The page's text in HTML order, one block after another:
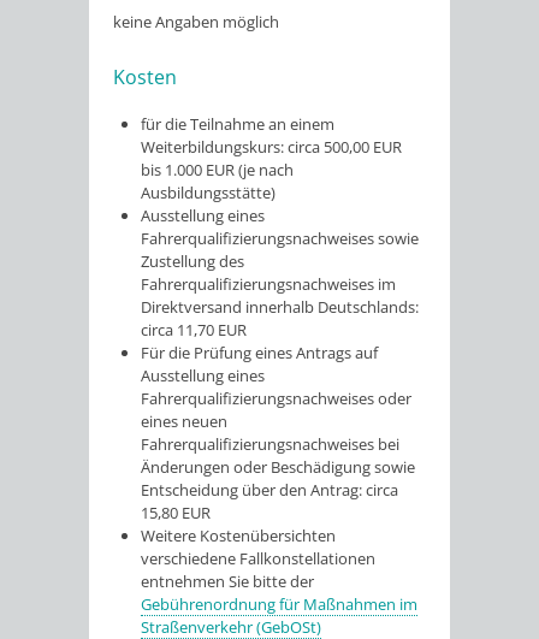
keine Angaben möglich
Kosten
für die Teilnahme an einem
Weiterbildungskurs: circa 500,00 EUR
bis 1.000 EUR (je nach
Ausbildungsstätte)
Ausstellung eines
Fahrerqualifizierungsnachweises sowie
Zustellung des
Fahrerqualifizierungsnachweises im
Direktversand innerhalb Deutschlands:
circa 11,70 EUR
Für die Prüfung eines Antrags auf
Ausstellung eines
Fahrerqualifizierungsnachweises oder
eines neuen
Fahrerqualifizierungsnachweises bei
Änderungen oder Beschädigung sowie
Entscheidung über den Antrag: circa
15,80 EUR
Weitere Kostenübersichten
verschiedene Fallkonstellationen
entnehmen Sie bitte der
Gebührenordnung für Maßnahmen im
Straßenverkehr (GebOSt)